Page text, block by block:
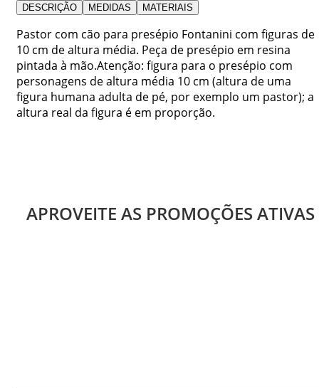
DESCRIÇÃO MEDIDAS MATERIAIS
Pastor com cão para presépio Fontanini com figuras de
10 cm de altura média. Peça de presépio em resina
pintada à mão.Atenção: figura para o presépio com
personagens de altura média 10 cm (altura de uma
figura humana adulta de pé, por exemplo um pastor); a
altura real da figura é em proporção.
APROVEITE AS PROMOÇÕES ATIVAS